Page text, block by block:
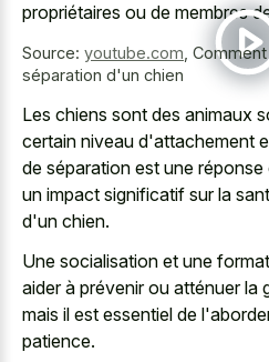
propriétaires ou de membres
Source: youtube.com
séparation d'un chien
Les chiens sont des animaux
certain niveau d'attachement
de séparation est une
un impact significatif sur la
d'un chien.
Une socialisation et une
aider à prévenir ou atténuer la
mais il est essentiel de
patience.